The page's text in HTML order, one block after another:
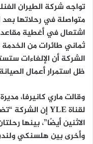
تواجه شركة الطيران
متواصلة في رحلاتها
اشتعال في أغطية
ثماني طائرات من الخدمة
الشركة أنالإلغاءات
ظل استمرار أعمال
وقالتماري كانيرفا،
لقناةYLEإن الشركة
الاثنين أيضًا”، بينها
وأخرى بين هلسنكي